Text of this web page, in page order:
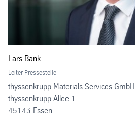
Lars Bank
Leiter Pressestelle
thyssenkrupp Materials Services GmbH
thyssenkrupp Allee 1
45143 Essen